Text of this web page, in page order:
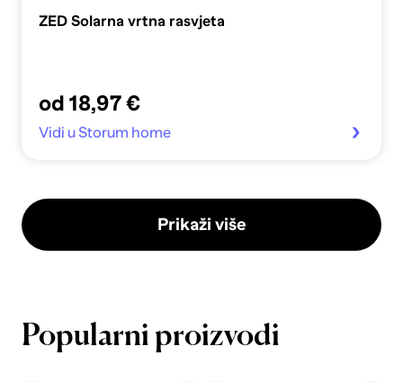
ZED Solarna vrtna rasvjeta
od 18,97 €
Vidi u Storum home
Prikaži više
Popularni proizvodi